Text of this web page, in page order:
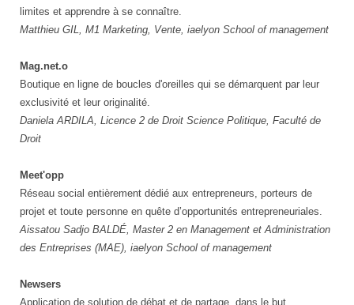
limites et apprendre à se connaître.
Matthieu GIL, M1 Marketing, Vente, iaelyon School of management
Mag.net.o
Boutique en ligne de boucles d'oreilles qui se démarquent par leur
exclusivité et leur originalité.
Daniela ARDILA, Licence 2 de Droit Science Politique, Faculté de
Droit
Meet'opp
Réseau social entièrement dédié aux entrepreneurs, porteurs de
projet et toute personne en quête d’opportunités entrepreneuriales.
Aissatou Sadjo BALDÉ, Master 2 en Management et Administration
des Entreprises (MAE), iaelyon School of management
Newsers
Application de solution de débat et de partage, dans le but